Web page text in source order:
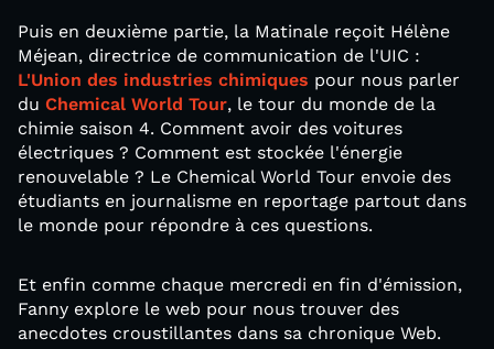
Puis en deuxième partie, la Matinale reçoit Hélène
Méjean, directrice de communication de l'UIC :
L'Union des industries chimiques pour nous parler
du Chemical World Tour, le tour du monde de la
chimie saison 4. Comment avoir des voitures
électriques ? Comment est stockée l'énergie
renouvelable ? Le Chemical World Tour envoie des
étudiants en journalisme en reportage partout dans
le monde pour répondre à ces questions.
Et enfin comme chaque mercredi en fin d'émission,
Fanny explore le web pour nous trouver des
anecdotes croustillantes dans sa chronique Web.